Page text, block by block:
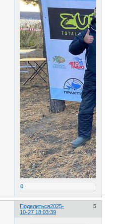
0
Поделиться 5
2025-
10-27 18:03:39